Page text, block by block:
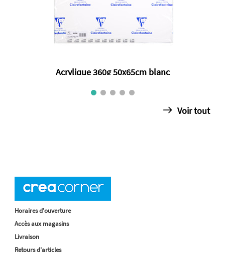
Acrylique 360g 50x65cm blanc
Voir tout
Horaires d'ouverture
Accès aux magasins
Livraison
Retours d'articles